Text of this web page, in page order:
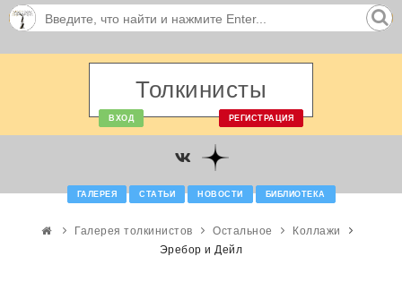
Толкинисты
ВХОД РЕГИСТРАЦИЯ
ГАЛЕРЕЯ СТАТЬИ НОВОСТИ БИБЛИОТЕКА
Галерея толкинистов Остальное
Коллажи
Эребор и Дейл